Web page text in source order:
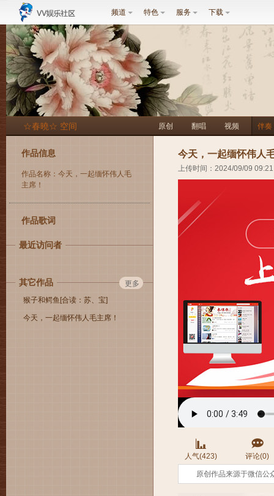
频道 特色 服务 下载
☆春曉☆ 空间 原创 翻唱 视频 伴奏
作品信息
作品名称：今天，一起缅怀伟人毛
主席！
作品歌词
最近访问者
其它作品
更多
猴子和鳄鱼[合读：苏、宝]
今天，一起缅怀伟人毛主席！
今天，一起缅怀伟人
上传时间：2024/09/09 09:21
人气(423) 评论(0)
原创作品来源于微信公